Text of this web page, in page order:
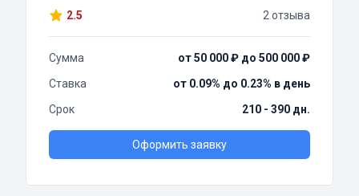
2.5 2 отзыва
Сумма
от 50 000 ₽ до 500 000 ₽
Ставка
от 0.09% до 0.23% в день
Срок
210 - 390 дн.
Оформить заявку